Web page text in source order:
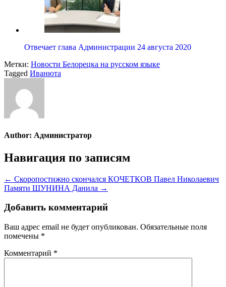
Отвечает глава Администрации 24 августа 2020
Метки: Новости Белорецка на русском языке
Tagged Иванюта
Author: Администратор
Навигация по записям
← Скоропостижно скончался КОЧЕТКОВ Павел Николаевич
Памяти ШУНИНА Данила →
Добавить комментарий
Ваш адрес email не будет опубликован. Обязательные поля
помечены *
Комментарий *